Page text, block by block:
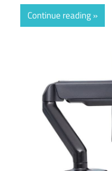
Continue reading